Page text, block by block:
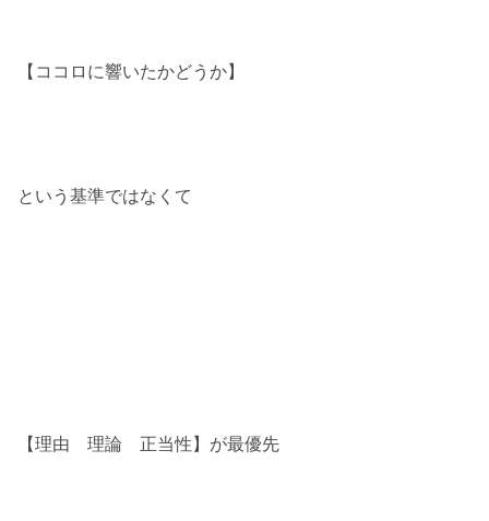
【ココロに響いたかどうか】
という基準ではなくて
【理由 理論 正当性】が最優先